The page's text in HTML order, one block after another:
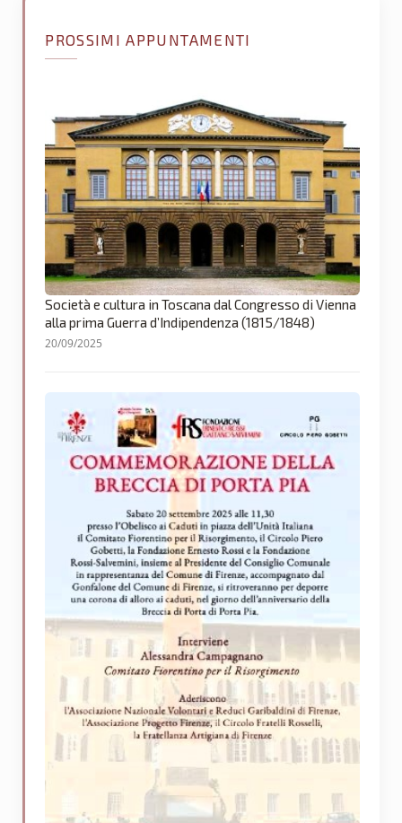
PROSSIMI APPUNTAMENTI
Società e cultura in Toscana dal Congresso di Vienna
alla prima Guerra d’Indipendenza (1815/1848)
20/09/2025